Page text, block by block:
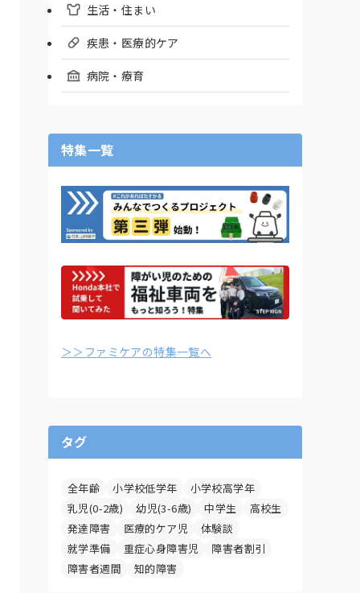
生活・住まい
疾患・医療的ケア
病院・療育
特集一覧
＞＞ファミケアの特集一覧へ
タグ
全年齢 小学校低学年
小学校高学年
乳児(0-2歳)
幼児(3-6歳) 中学生
高校生
発達障害
医療的ケア児
体験談
就学準備
重症心身障害児
障害者割引
障害者週間
知的障害